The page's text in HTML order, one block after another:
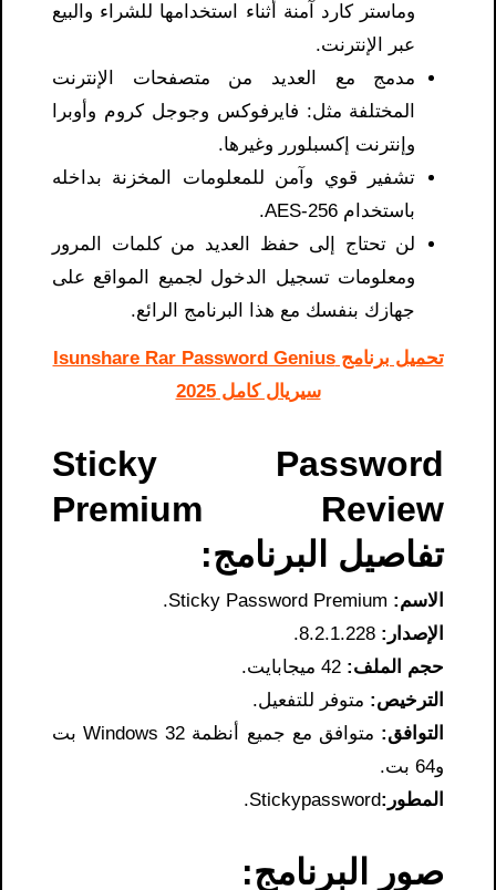
وماستر كارد آمنة أثناء استخدامها للشراء والبيع
عبر الإنترنت.
مدمج مع العديد من متصفحات الإنترنت
المختلفة مثل: فايرفوكس وجوجل كروم وأوبرا
وإنترنت إكسبلورر وغيرها.
تشفير قوي وآمن للمعلومات المخزنة بداخله
باستخدام AES-256.
لن تحتاج إلى حفظ العديد من كلمات المرور
ومعلومات تسجيل الدخول لجميع المواقع على
جهازك بنفسك مع هذا البرنامج الرائع.
تحميل برنامج Isunshare Rar Password Genius
سيريال كامل 2025
Sticky Password
Premium Review
تفاصيل البرنامج:
الاسم:
الإصدار:
حجم الملف:
الترخيص: متوفر للتفعيل.
التوافق:
متوافق مع جميع أنظمة Windows 32 بت
و64 بت.
المطور:Stickypassword.
صور البرنامج: